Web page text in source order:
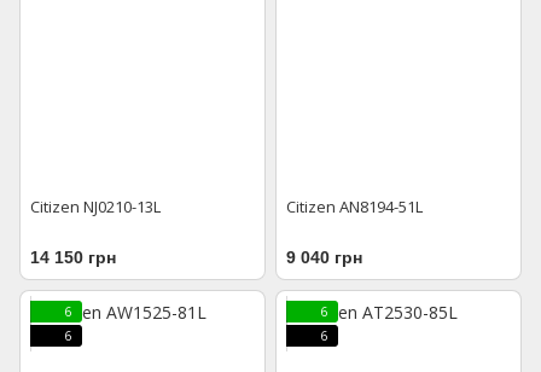
Citizen NJ0210-13L
14 150 грн
Citizen AN8194-51L
9 040 грн
6
6
6
6